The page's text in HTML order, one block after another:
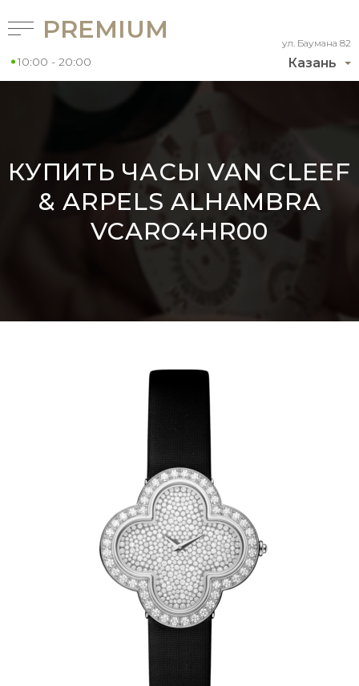
Казань
ул. Баумана 82
PREMIUM
10:00 - 20:00
КУПИТЬ ЧАСЫ VAN CLEEF
& ARPELS ALHAMBRA
VCARO4HR00